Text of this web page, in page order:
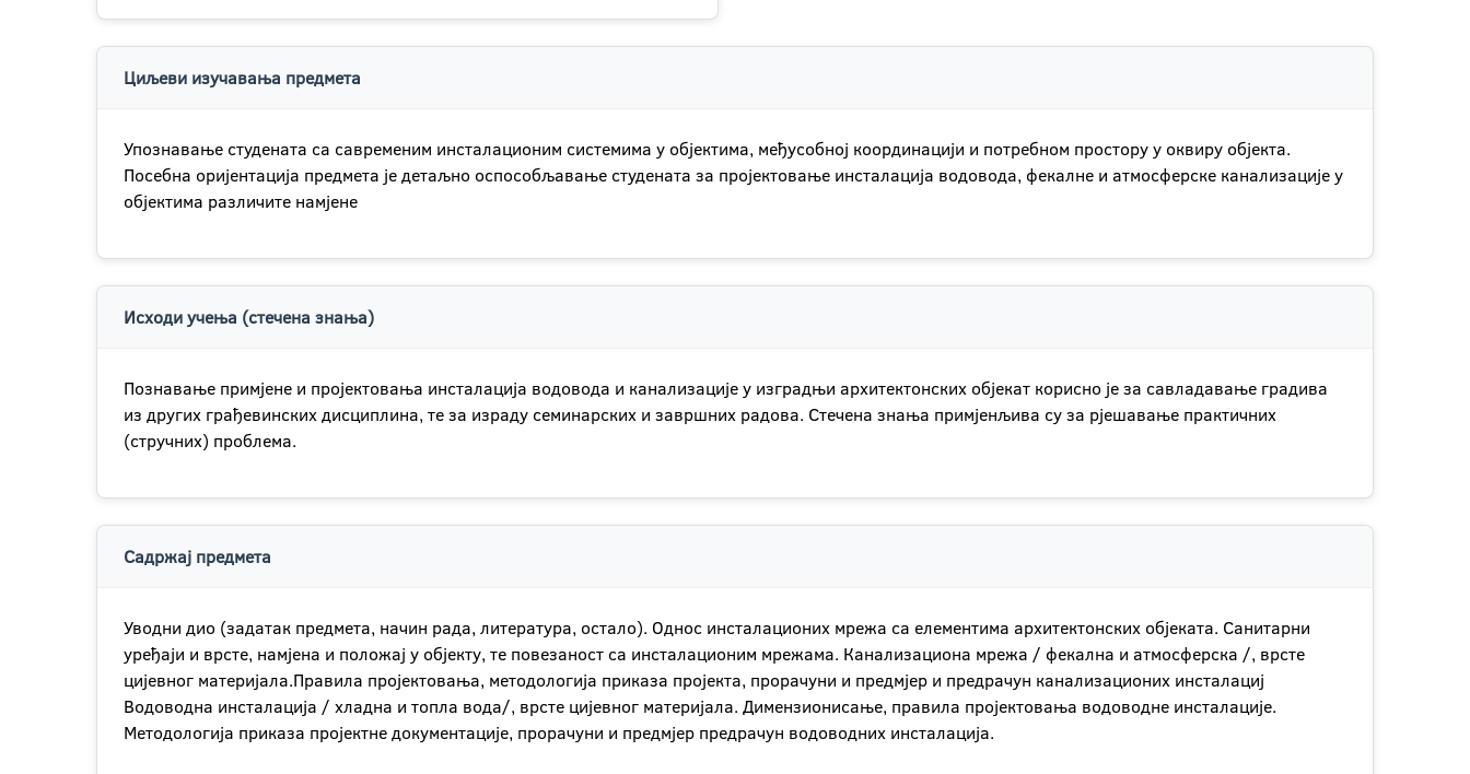
Циљеви изучавања предмета
Упознавање студената са савременим инсталационим системима у објектима, међусобној координацији и потребном простору у оквиру објекта.
Посебна оријентација предмета је детаљно оспособљавање студената за пројектовање инсталација водовода, фекалне и атмосферске канализације у
објектима различите намјене
Исходи учења (стечена знања)
Познавање примјене и пројектовања инсталација водовода и канализације у изградњи архитектонских објекат корисно је за савладавање градива
из других грађевинских дисциплина, те за израду семинарских и завршних радова. Стечена знања примјенљива су за рјешавање практичних
(стручних) проблема.
Садржај предмета
Уводни дио (задатак предмета, начин рада, литература, остало). Однос инсталационих мрежа са елементима архитектонских објеката. Санитарни
уређаји и врсте, намјена и положај у објекту, те повезаност са инсталационим мрежама. Канализациона мрежа / фекална и атмосферска /, врсте
цијевног материјала.Правила пројектовања, методологија приказа пројекта, прорачуни и предмјер и предрачун канализационих инсталациј
Водоводна инсталација / хладна и топла вода/, врсте цијевног материјала. Димензионисање, правила пројектовања водоводне инсталације.
Методологија приказа пројектне документације, прорачуни и предмјер предрачун водоводних инсталација.